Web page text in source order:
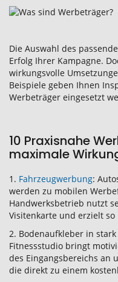
Die Auswahl des
Erfolg Ihrer Kampagne.
wirkungsvolle
Beispiele geben Ihnen
Werbeträger eingesetzt
10 Praxisnahe
maximale
1. Fahrzeugwerbung:
werden zu mobilen
Handwerksbetrieb nutzt
Visitenkarte und erzielt
2. Bodenaufkleber in
Fitnessstudio bringt
des Eingangsbereichs an
die direkt zu einem